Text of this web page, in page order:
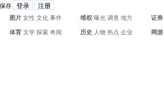
保存
图片 女性 文化 事件 维权 曝光 调查 地方 证券
体育 文学 探索 奇闻 历史 人物 热点 企业 网游